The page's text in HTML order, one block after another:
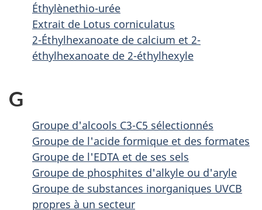
Éthylènethio-urée
Extrait de Lotus corniculatus
2-Éthylhexanoate de calcium et 2-
éthylhexanoate de 2-éthylhexyle
G
Groupe d'alcools C3-C5 sélectionnés
Groupe de l'acide formique et des formates
Groupe de l'EDTA et de ses sels
Groupe de phosphites d'alkyle ou d'aryle
Groupe de substances inorganiques UVCB
propres à un secteur